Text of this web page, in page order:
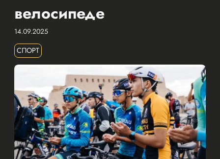
велосипеде
14.09.2025
СПОРТ